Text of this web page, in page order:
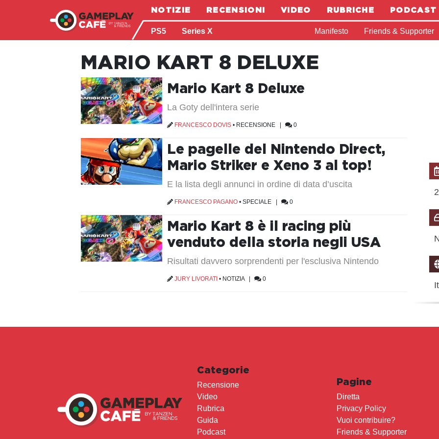
NOTIZIE RECENSIONI VIDEO RUBRICHE PODCAST
PS5 Series X Manifesto Friends & Supporter
MARIO KART 8 DELUXE
Mario Kart 8 Deluxe
La Goty dell'intera serie
FRANCESCO DOVIS • RECENSIONE 0
Le pagelle del Nintendo Direct,
Mario Striker e Xeno 3 al top!
E la lista degli annunci in ordine di data d’uscita
FRANCESCO PAGANO •SPECIALE 0
Mario Kart 8 è il racing più
venduto della storia negli USA
Risultati davvero sorprendenti per l'esclusiva Nintendo
JURY LIVORATI • NOTIZIA| 0
Categorie
Recensione
Video
Rubrica
Guida
Podcast
Pagine
Diretta
Privacy Policy
Vuoi contribuire?
Friends & Supporter